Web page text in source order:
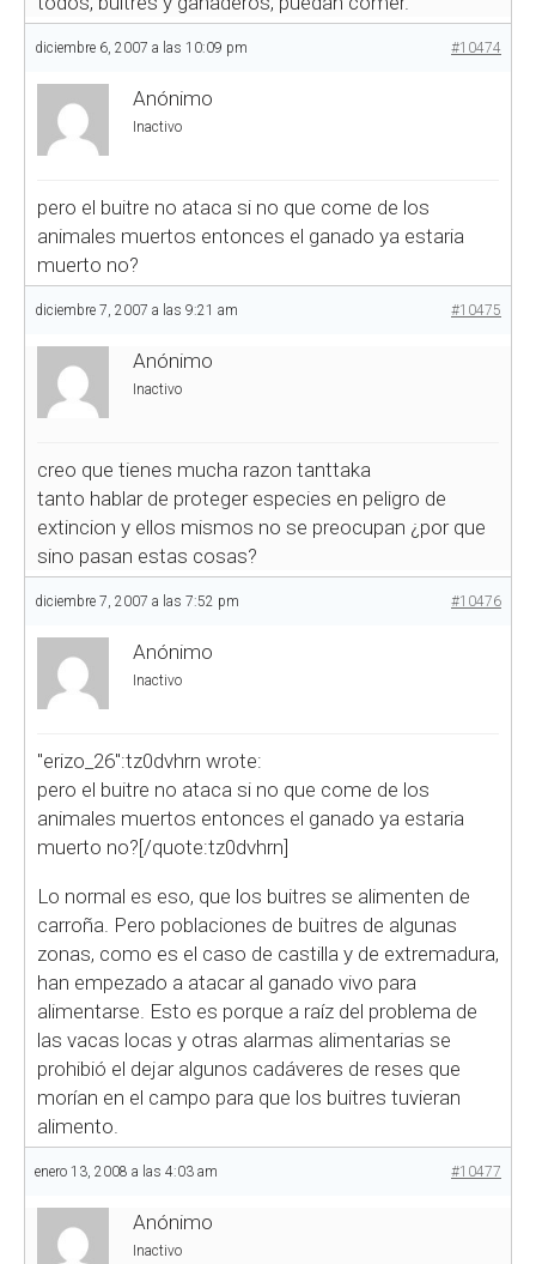
diciembre 6, 2007 a las 10:09 pm #10474
Anónimo
Inactivo
pero el buitre no ataca si no que come de los
animales muertos entonces el ganado ya estaria
muerto no?
diciembre 7, 2007 a las 9:21 am #10475
Anónimo
Inactivo
creo que tienes mucha razon tanttaka
tanto hablar de proteger especies en peligro de
extincion y ellos mismos no se preocupan ¿por que
sino pasan estas cosas?
diciembre 7, 2007 a las 7:52 pm #10476
Anónimo
Inactivo
"erizo_26":tz0dvhrn wrote:
pero el buitre no ataca si no que come de los
animales muertos entonces el ganado ya estaria
muerto no?[/quote:tz0dvhrn]
Lo normal es eso, que los buitres se alimenten de
carroña. Pero poblaciones de buitres de algunas
zonas, como es el caso de castilla y de extremadura,
han empezado a atacar al ganado vivo para
alimentarse. Esto es porque a raíz del problema de
las vacas locas y otras alarmas alimentarias se
prohibió el dejar algunos cadáveres de reses que
morían en el campo para que los buitres tuvieran
alimento.
enero 13, 2008 a las 4:03 am #10477
Anónimo
Inactivo